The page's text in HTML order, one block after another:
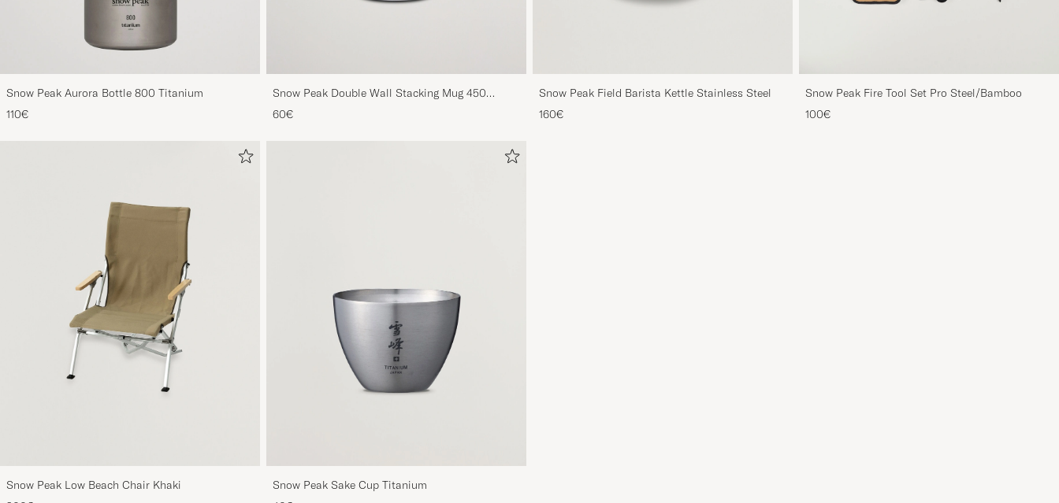
Snow Peak Aurora Bottle 800 Titanium
110€
Snow Peak Double Wall Stacking Mug 450
Titanium
60€
Snow Peak Field Barista Kettle Stainless Steel
160€
Snow Peak Fire Tool Set Pro Steel/Bamboo
100€
Snow Peak Low Beach Chair Khaki
Snow Peak Sake Cup Titanium